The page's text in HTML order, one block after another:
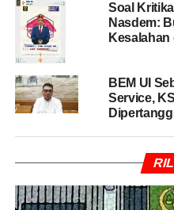
Aksi yang digelar di
mahasiswa yang
Indonesia. Dalam
mengangkat sejumlah isu
pemerintah yang dinilai
kenaikan harga bahan
pelaksanaan Program
menjadi sasaran kritik para
Soal
Nasdem:
BEM UI
Service,